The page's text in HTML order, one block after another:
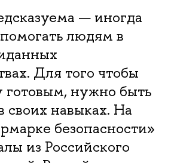
— иногда
людям в
Для того чтобы
готовым, нужно быть
навыках. На
безопасности»
из Российского